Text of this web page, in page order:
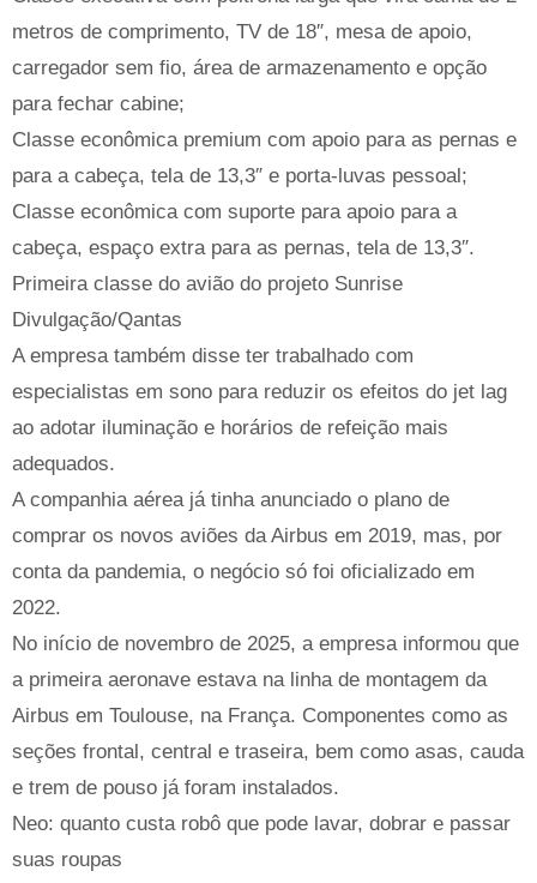
metros de comprimento, TV de 18″, mesa de apoio,
carregador sem fio, área de armazenamento e opção
para fechar cabine;
Classe econômica premium com apoio para as pernas e
para a cabeça, tela de 13,3″ e porta-luvas pessoal;
Classe econômica com suporte para apoio para a
cabeça, espaço extra para as pernas, tela de 13,3″.
Primeira classe do avião do projeto Sunrise
Divulgação/Qantas
A empresa também disse ter trabalhado com
especialistas em sono para reduzir os efeitos do jet lag
ao adotar iluminação e horários de refeição mais
adequados.
A companhia aérea já tinha anunciado o plano de
comprar os novos aviões da Airbus em 2019, mas, por
conta da pandemia, o negócio só foi oficializado em
2022.
No início de novembro de 2025, a empresa informou que
a primeira aeronave estava na linha de montagem da
Airbus em Toulouse, na França. Componentes como as
seções frontal, central e traseira, bem como asas, cauda
e trem de pouso já foram instalados.
Neo: quanto custa robô que pode lavar, dobrar e passar
suas roupas